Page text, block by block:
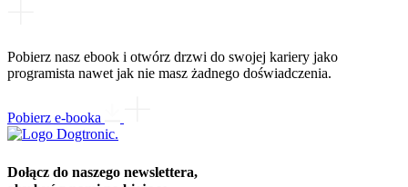
Pobierz nasz ebook i otwórz drzwi do swojej kariery jako
programista nawet jak nie masz żadnego doświadczenia.
Pobierz e-booka
Dołącz do naszego newslettera,